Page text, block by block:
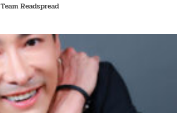
Team Readspread